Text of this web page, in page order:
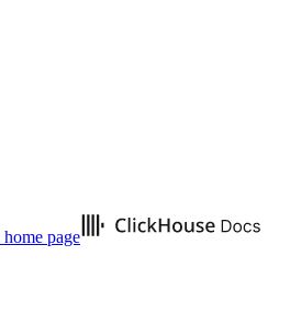
home page